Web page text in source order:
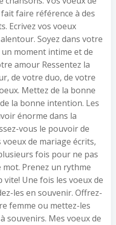
faire référence à des
Ecrivez vos voeux
Soyez dans votre
un moment intime et de
amour Ressentez la
de votre duo, de votre
Mettez de la bonne
la bonne intention. Les
énorme dans la
vous le pouvoir de
voeux de mariage écrits,
fois pour ne pas
mot. Prenez un rythme
Une fois les voeux de
les en souvenir. Offrez-
femme ou mettez-les
souvenirs. Mes voeux de